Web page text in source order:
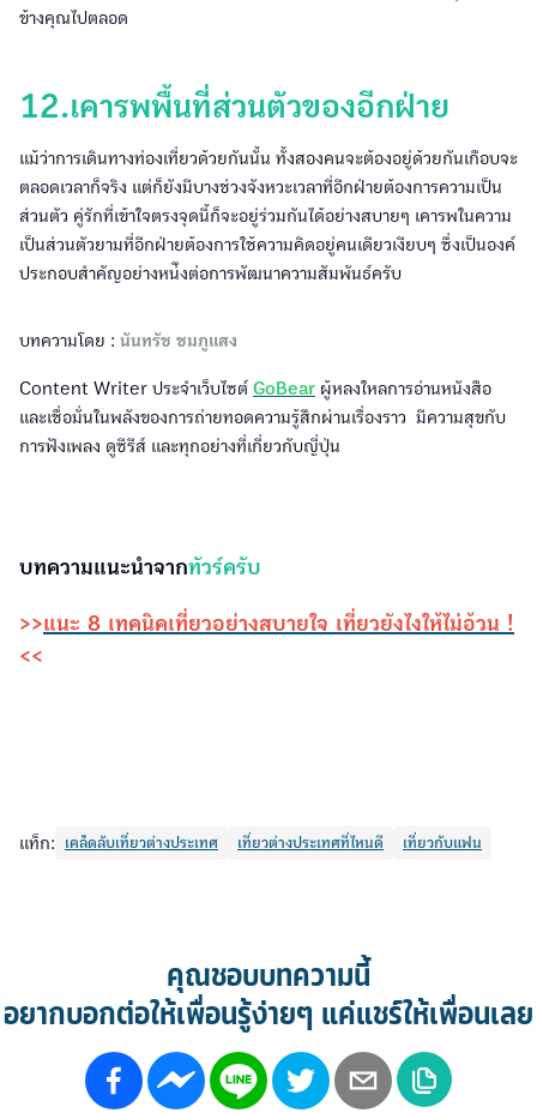
ข้างคุณไปตลอด
12.เคารพพื้นที่ส่วนตัวของอีกฝ่าย
แม้ว่าการเดินทางท่องเที่ยวด้วยกันนั้น ทั้งสองคนจะต้องอยู่ด้วยกันเกือบจะ
ตลอดเวลาก็จริง แต่ก็ยังมีบางช่วงจังหวะเวลาที่อีกฝ่ายต้องการความเป็น
ส่วนตัว คู่รักที่เข้าใจตรงจุดนี้ก็จะอยู่ร่วมกันได้อย่างสบายๆ เคารพในความ
เป็นส่วนตัวยามที่อีกฝ่ายต้องการใช้ความคิดอยู่คนเดียวเงียบๆ ซึ่งเป็นองค์
ประกอบสำคัญอย่างหน่ึงต่อการพัฒนาความสัมพันธ์ครับ
บทความโดย : นันทรัช ชมภูแสง
Content Writer ประจำเว็บไซต์ GoBear ผู้หลงใหลการอ่านหนังสือ
และเชื่อมั่นในพลังของการถ่ายทอดความรู้สึกผ่านเรื่องราว มีความสุขกับ
การฟังเพลง ดูซีรีส์ และทุกอย่างที่เกี่ยวกับญี่ปุ่น
บทความแนะนำจากทัวร์ครับ
>>แนะ 8 เทคนิคเที่ยวอย่างสบายใจ เที่ยวยังไงให้ไม่อ้วน !
<<
แท็ก: เคล็ดลับเที่ยวต่างประเทศ เที่ยวต่างประเทศที่ไหนดี เที่ยวกับแฟน
คุณชอบบทความนี้
อยากบอกต่อให้เพื่อนรู้ง่ายๆ แค่แชร์ให้เพื่อนเลย